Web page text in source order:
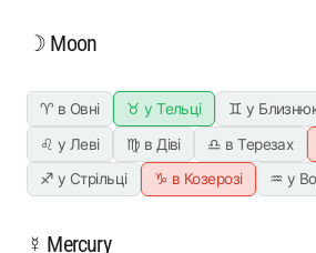
☽ Moon
♈ в Овні ♉ у Тельці ♊ у
♌ у Леві
♍ в Діві ♎ в Терезах
♐ у Стрільці
♑ в Козерозі ♒ у
☿ Mercury